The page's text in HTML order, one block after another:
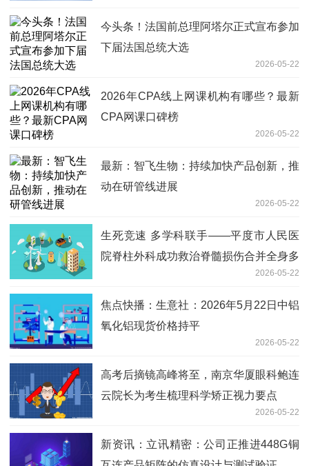
今头条！法国前总理阿塔尔正式宣布参加
下届法国总统大选
2026-05-22
2026年CPA线上网课机构有哪些？最新
CPA网课口碑榜
2026-05-22
最新：智飞生物：持续加快产品创新，推
动在研管线进展
2026-05-22
生死竞速 多学科联手——平度市人民医
院脊柱外科成功救治脊髓损伤合并全身多
2026-05-22
焦点快播：生意社：2026年5月22日中铝
氧化铝现货价格持平
2026-05-22
高考后摘镜高峰将至，南京华厦眼科鲍连
云院长为考生梳理科学矫正视力要点
2026-05-22
新资讯：立讯精密：公司正推进448G铜